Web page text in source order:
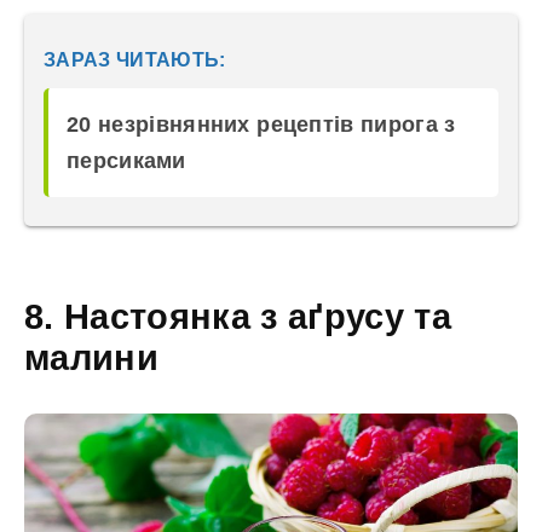
ЗАРАЗ ЧИТАЮТЬ:
20 незрівнянних рецептів пирога з
персиками
8. Настоянка з аґрусу та
малини